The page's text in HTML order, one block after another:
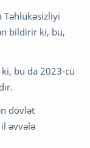
Təhlükəsizliyi
bildirir ki, bu,
bu da 2023-cü
dövlət
əvvələ